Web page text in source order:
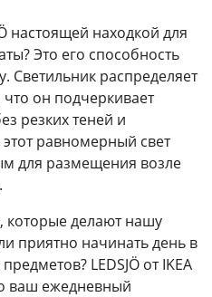
настоящей находкой для
Это его способность
Светильник распределяет
он подчеркивает
резких теней и
равномерный свет
для размещения возле
которые делают нашу
приятно начинать день в
LEDSJÖ от IKEA
ваш ежедневный